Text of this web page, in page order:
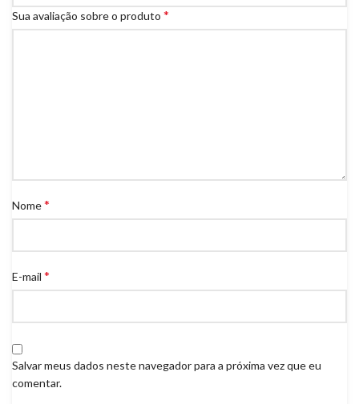
Sua avaliação sobre o produto *
Nome*
E-mail *
Salvar meus dados neste navegador para a próxima vez que eu
comentar.